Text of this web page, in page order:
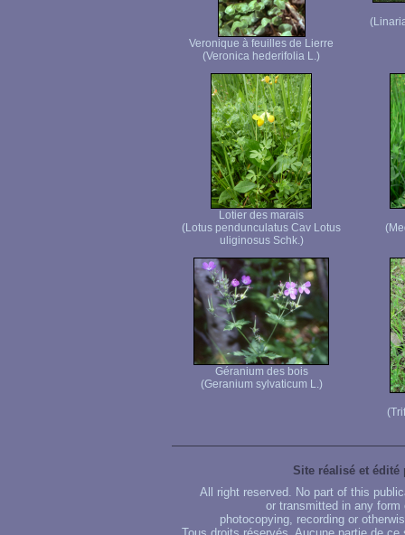
Veronique à feuilles de Lierre
(Veronica hederifolia L.)
Lotier des marais
(Lotus pendunculatus Cav Lotus
uliginosus Schk.)
Géranium des bois
(Geranium sylvaticum L.)
Site réalisé et édité
All right reserved. No part of this
or transmitted in any
photocopying, recording or